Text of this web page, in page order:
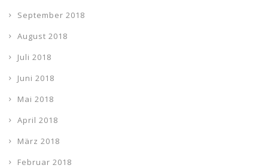
September 2018
August 2018
Juli 2018
Juni 2018
Mai 2018
April 2018
März 2018
Februar 2018